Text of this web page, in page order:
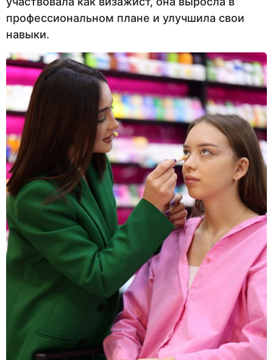
профессиональном плане и улучшила свои
навыки.